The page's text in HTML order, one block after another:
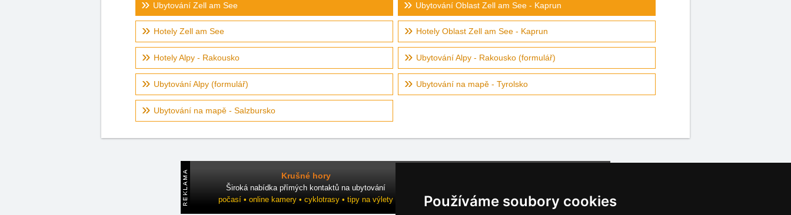
Používáme soubory cookies
Ubytování Zell am See Ubytování Oblast Zell am See - Kaprun
Hotely Zell am See Hotely Oblast Zell am See - Kaprun
Hotely Alpy - Rakousko Ubytování Alpy - Rakousko (formulář)
Ubytování Alpy (formulář) Ubytování na mapě - Tyrolsko
Ubytování na mapě - Salzbursko
Krušné hory
Široká nabídka přímých kontaktů na ubytování
počasí • online kamery • cyklotrasy • tipy na výlety